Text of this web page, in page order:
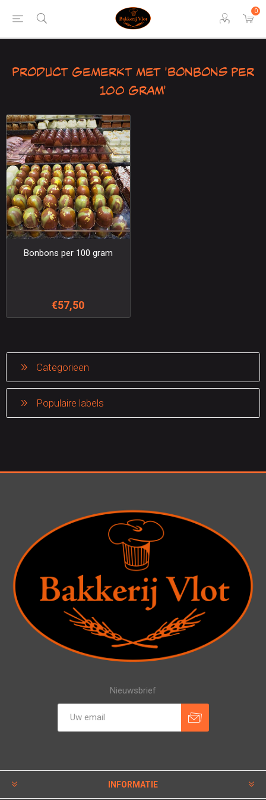
0
Product gemerkt met 'Bonbons per
100 gram'
Bonbons per 100 gram
€57,50
Categorieen
Populaire labels
Nieuwsbrief
INFORMATIE